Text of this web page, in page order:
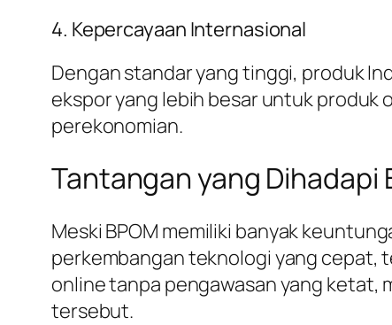
4. Kepercayaan Internasional
Dengan standar yang tinggi, produk
ekspor yang lebih besar untuk produk
perekonomian.
Tantangan yang Dihadapi
Meski BPOM memiliki banyak
perkembangan teknologi yang cepat,
online tanpa pengawasan yang ketat,
tersebut.